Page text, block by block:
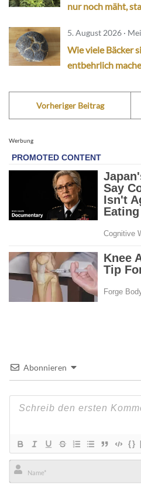
nur noch mäht,
5. August 2026 ·
Wie viele Bäcker
entbehrlich
Vorheriger Beitrag
Werbung
Abonnieren
{}